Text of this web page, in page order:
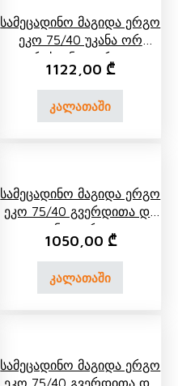
Სამეცადინო Მაგიდა Ერგო
Ეკო 75/40 Უკანა Ორ
Იარუსიანი Თაროთი
1122,00 ₾
კალათაში
Სამეცადინო Მაგიდა Ერგო
Ეკო 75/40 Გვერდითა Და
Უკანა Თაროთი
1050,00 ₾
კალათაში
Სამეცადინო Მაგიდა Ერგო
Ეკო 75/40 Გვერდითა Და